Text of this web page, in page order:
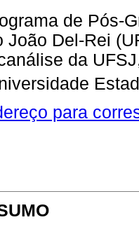
de Pós-
João Del-Rei
da
para